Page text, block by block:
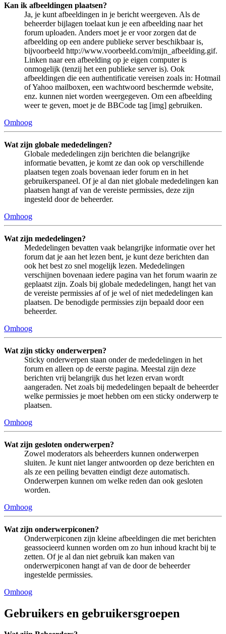
Kan ik afbeeldingen plaatsen?
Ja, je kunt afbeeldingen in je bericht weergeven. Als de
beheerder bijlagen toelaat kun je een afbeelding naar het
forum uploaden. Anders moet je er voor zorgen dat de
afbeelding op een andere publieke server beschikbaar is,
bijvoorbeeld http://www.voorbeeld.com/mijn_afbeelding.gif.
Linken naar een afbeelding op je eigen computer is
onmogelijk (tenzij het een publieke server is). Ook
afbeeldingen die een authentificatie vereisen zoals in: Hotmail
of Yahoo mailboxen, een wachtwoord beschermde website,
enz. kunnen niet worden weergegeven. Om een afbeelding
weer te geven, moet je de BBCode tag [img] gebruiken.
Omhoog
Wat zijn globale mededelingen?
Globale mededelingen zijn berichten die belangrijke
informatie bevatten, je komt ze dan ook op verschillende
plaatsen tegen zoals bovenaan ieder forum en in het
gebruikerspaneel. Of je al dan niet globale mededelingen kan
plaatsen hangt af van de vereiste permissies, deze zijn
ingesteld door de beheerder.
Omhoog
Wat zijn mededelingen?
Mededelingen bevatten vaak belangrijke informatie over het
forum dat je aan het lezen bent, je kunt deze berichten dan
ook het best zo snel mogelijk lezen. Mededelingen
verschijnen bovenaan iedere pagina van het forum waarin ze
geplaatst zijn. Zoals bij globale mededelingen, hangt het van
de vereiste permissies af of je wel of niet mededelingen kan
plaatsen. De benodigde permissies zijn bepaald door een
beheerder.
Omhoog
Wat zijn sticky onderwerpen?
Sticky onderwerpen staan onder de mededelingen in het
forum en alleen op de eerste pagina. Meestal zijn deze
berichten vrij belangrijk dus het lezen ervan wordt
aangeraden. Net zoals bij mededelingen bepaalt de beheerder
welke permissies je moet hebben om een sticky onderwerp te
plaatsen.
Omhoog
Wat zijn gesloten onderwerpen?
Zowel moderators als beheerders kunnen onderwerpen
sluiten. Je kunt niet langer antwoorden op deze berichten en
als ze een peiling bevatten eindigt deze automatisch.
Onderwerpen kunnen om welke reden dan ook gesloten
worden.
Omhoog
Wat zijn onderwerpiconen?
Onderwerpiconen zijn kleine afbeeldingen die met berichten
geassocieerd kunnen worden om zo hun inhoud kracht bij te
zetten. Of je al dan niet gebruik kan maken van
onderwerpiconen hangt af van de door de beheerder
ingestelde permissies.
Omhoog
Gebruikers en gebruikersgroepen